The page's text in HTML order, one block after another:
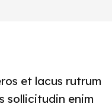
et lacus rutrum
sollicitudin enim